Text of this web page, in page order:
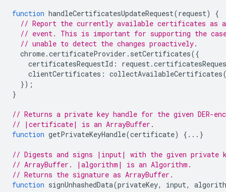
function handleCertificatesUpdateRequest(request)
{
// Report the currently available certificates as a
// event. This is important for supporting the
// unable to detect the changes proactively.
chrome.certificateProvider . setCertificates({
certificatesRequestId : request.
clientCertificates : collectAvailableCertificates
});
}
// Returns a private key handle for the given DER-
// |certificate| is an ArrayBuffer.
function getPrivateKeyHandle(certificate) {...}
// Digests and signs |input| with the given
// ArrayBuffer. |algorithm| is an Algorithm.
// Returns the signature as ArrayBuffer.
function signUnhashedData(privateKey, input,